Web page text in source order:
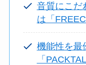
音質にこだ
は「
機能性を最
「